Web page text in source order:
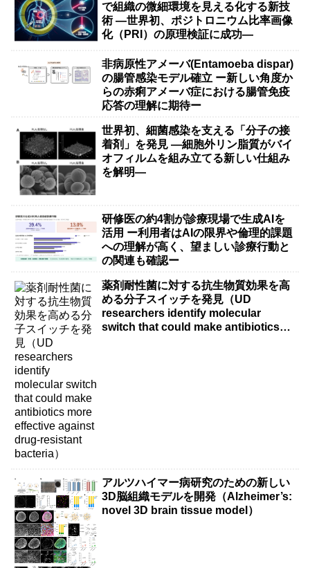
で組織の微細環境を見える化する新技
術 ―世界初、ポジトロニウム比率画像
化（PRI）の原理検証に成功―
非病原性アメーバ(Entamoeba dispar)
の腸管感染モデル確立 ー新しい角度か
らの赤痢アメーバ症における腸管免疫
応答の理解に期待ー
世界初、細菌感染を支える「分子の接
着剤」を発見 ―細胞外リン脂質がバイ
オフィルムを組み立てる新しい仕組み
を解明―
研修医の約4割が診療現場で生成AIを
活用 ー利用者はAIの限界や倫理的課題
への理解が高く、望ましい診療行動と
の関連も確認ー
薬剤耐性菌に対する抗生物質効果を高
める分子スイッチを発見（UD
researchers identify molecular
switch that could make antibiotics
アルツハイマー病研究のための新しい
3D脳組織モデルを開発（Alzheimer’s:
novel 3D brain tissue model）